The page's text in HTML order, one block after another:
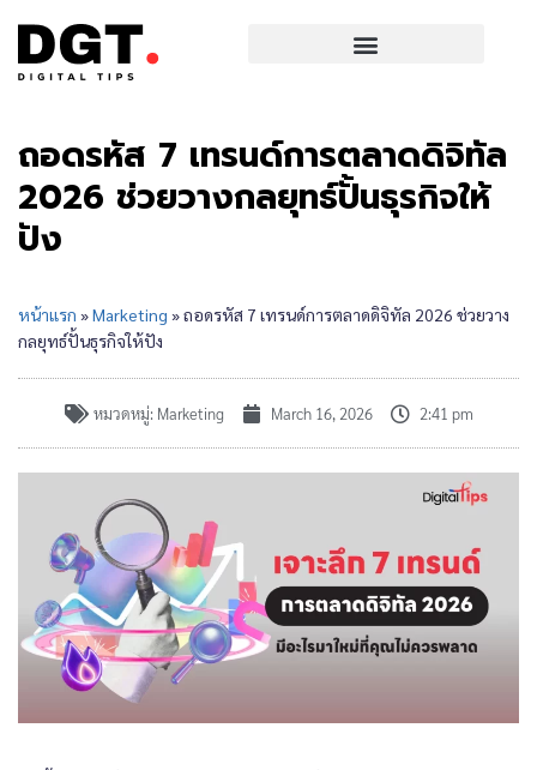
ถอดรหัส 7 เทรนด์การตลาดดิจิทัล
2026 ช่วยวางกลยุทธ์ปั้นธุรกิจให้
ปัง
หน้าแรก »Marketing »ถอดรหัส 7 เทรนด์การตลาดดิจิทัล 2026 ช่วยวาง
กลยุทธ์ปั้นธุรกิจให้ปัง
หมวดหมู่: Marketing March 16, 2026 2:41 pm